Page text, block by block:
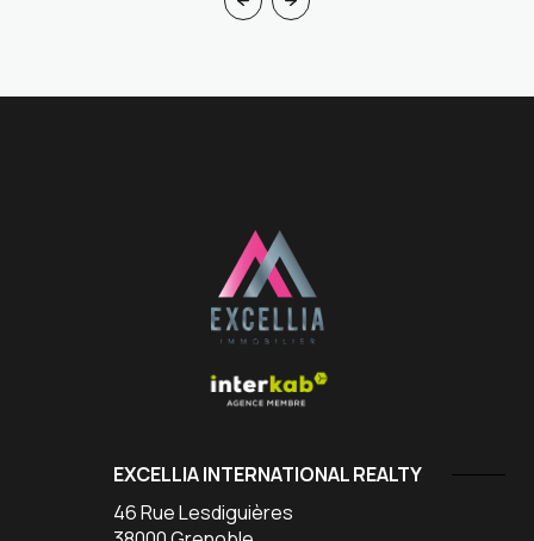
EXCELLIA INTERNATIONAL REALTY
46 Rue Lesdiguières